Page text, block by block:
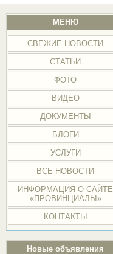
МЕНЮ
СВЕЖИЕ НОВОСТИ
СТАТЬИ
ФОТО
ВИДЕО
ДОКУМЕНТЫ
БЛОГИ
УСЛУГИ
ВСЕ НОВОСТИ
ИНФОРМАЦИЯ О САЙТЕ
«ПРОВИНЦИАЛЫ»
КОНТАКТЫ
Новые объявления